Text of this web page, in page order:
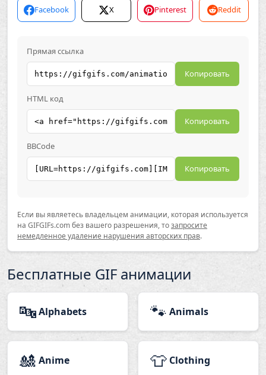
Facebook X Pinterest Reddit
Прямая ссылка
Копировать
HTML код
Копировать
BBCode
Копировать
Если вы являетесь владельцем анимации, которая используется
на GIFGIFs.com без вашего разрешения, тозапросите
немедленное удаление нарушения авторских прав.
Бесплатные GIF анимации
🔤Alphabets 🐾 Animals
🎎 Anime 👕 Clothing